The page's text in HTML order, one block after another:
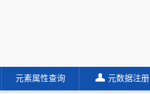
元素属性查询 元数据注册